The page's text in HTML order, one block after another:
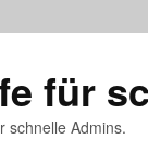
für
schnelle Admins.